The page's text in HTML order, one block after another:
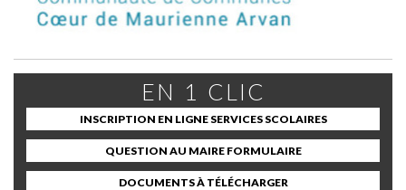
EN 1 CLIC
INSCRIPTION EN LIGNE SERVICES SCOLAIRES
QUESTION AU MAIRE FORMULAIRE
DOCUMENTS À TÉLÉCHARGER